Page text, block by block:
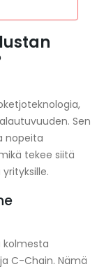
Sen
nopeita
tekee siitä
kolmesta
C-Chain. Nämä